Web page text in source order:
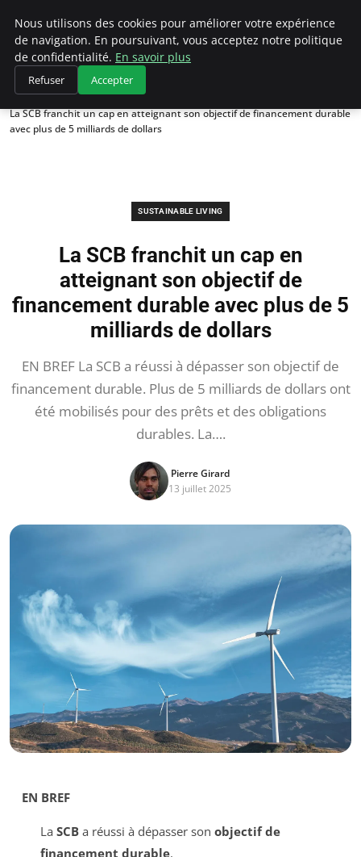
Climategatecountryclub.com
Accueil
Sustainable Living
La SCB franchit un cap en atteignant son objectif de financement durable
avec plus de 5 milliards de dollars
SUSTAINABLE LIVING
La SCB franchit un cap en
atteignant son objectif de
financement durable avec plus de 5
milliards de dollars
EN BREF La SCB a réussi à dépasser son objectif de
financement durable. Plus de 5 milliards de dollars ont
été mobilisés pour des prêts et des obligations
durables. La….
Pierre Girard
13 juillet 2025
EN BREF
La SCBa réussi à dépasser son objectif de
financement durable.
Nous utilisons des cookies pour améliorer votre expérience
de navigation. En poursuivant, vous acceptez notre politique
de confidentialité. En savoir plus
Refuser Accepter